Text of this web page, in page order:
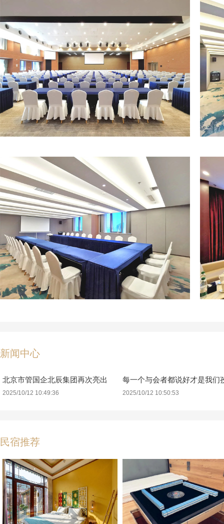
新闻中心
北京市管国企北辰集团再次亮出
2025/10/12 10:49:36
每一个与会者都说好才是我们
2025/10/12 10:50:53
民宿推荐